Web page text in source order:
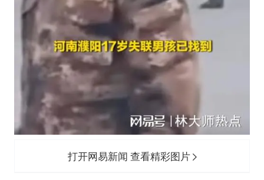
打开网易新闻 查看精彩图片